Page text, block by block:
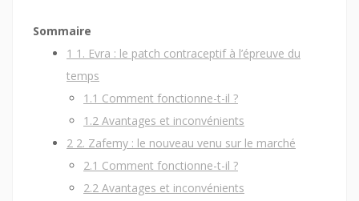
Sommaire
1 1. Evra : le patch contraceptif à l’épreuve du
temps
1.1 Comment fonctionne-t-il ?
1.2 Avantages et inconvénients
2 2. Zafemy : le nouveau venu sur le marché
2.1 Comment fonctionne-t-il ?
2.2 Avantages et inconvénients